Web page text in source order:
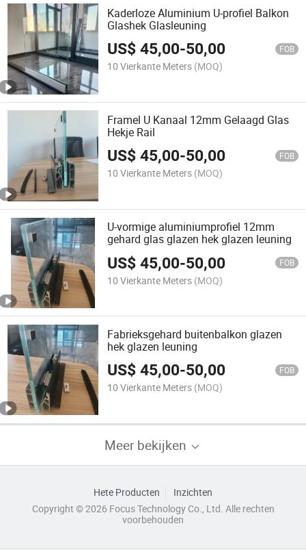
Kaderloze Aluminium U-profiel Balkon
Glashek Glasleuning
US$45,00-50,00 FOB
10 Vierkante Meters (MOQ)
Framel U Kanaal 12mm Gelaagd Glas
Hekje Rail
US$45,00-50,00 FOB
10 Vierkante Meters (MOQ)
U-vormige aluminiumprofiel 12mm
gehard glas glazen hek glazen leuning
US$45,00-50,00 FOB
10 Vierkante Meters (MOQ)
Fabrieksgehard buitenbalkon glazen
hek glazen leuning
US$45,00-50,00 FOB
10 Vierkante Meters (MOQ)
Meer bekijken
Hete Producten
Inzichten
Copyright © 2026 Focus Technology Co., Ltd. Alle rechten
voorbehouden